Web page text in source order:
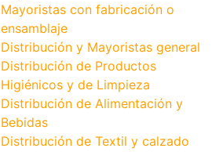
Mayoristas con fabricación o
ensamblaje
Distribución y Mayoristas general
Distribución de Productos
Higiénicos y de Limpieza
Distribución de Alimentación y
Bebidas
Distribución de Textil y calzado